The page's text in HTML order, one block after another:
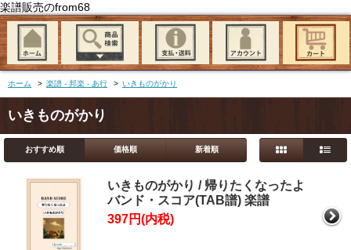
楽譜販売のfrom68
ホーム > 楽譜 - 邦楽 - あ行 > いきものがかり
いきものがかり
おすすめ順 価格順 新着順
いきものがかり / 帰りたくなったよ
バンド・スコア(TAB譜) 楽譜
397円(内税)